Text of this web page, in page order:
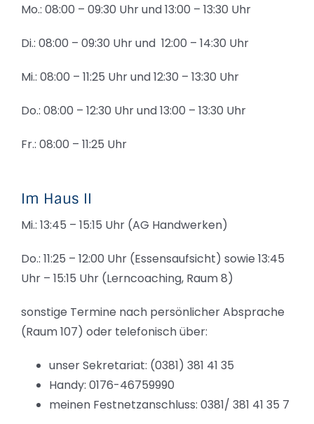
Mo.: 08:00 – 09:30 Uhr und 13:00 – 13:30 Uhr
Di.: 08:00 – 09:30 Uhr und 12:00 – 14:30 Uhr
Mi.: 08:00 – 11:25 Uhr und 12:30 – 13:30 Uhr
Do.: 08:00 – 12:30 Uhr und 13:00 – 13:30 Uhr
Fr.: 08:00 – 11:25 Uhr
Im Haus II
Mi.: 13:45 – 15:15 Uhr (AG Handwerken)
Do.: 11:25 – 12:00 Uhr (Essensaufsicht) sowie 13:45
Uhr – 15:15 Uhr (Lerncoaching, Raum 8)
sonstige Termine nach persönlicher Absprache
(Raum 107) oder telefonisch über:
unser Sekretariat: (0381) 381 41 35
Handy: 0176-46759990
meinen Festnetzanschluss: 0381/ 381 41 35 7